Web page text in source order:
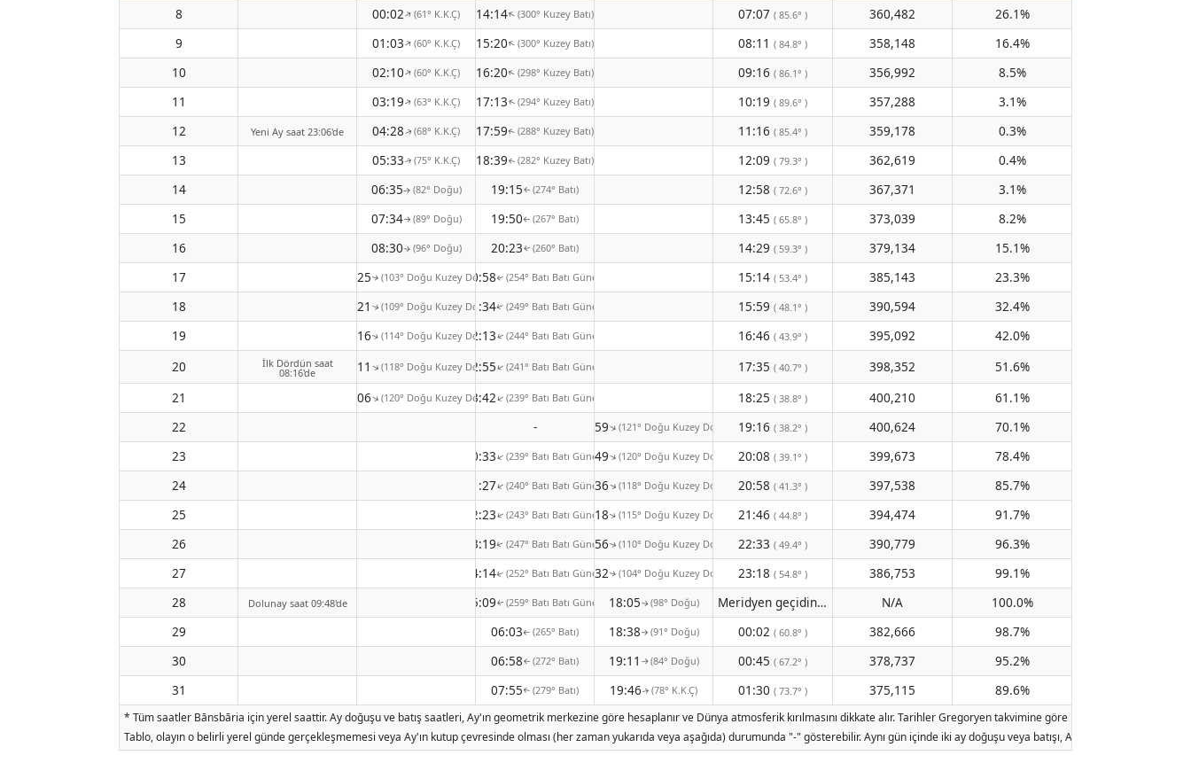
8
00:02↑(61° K.K.Ç) 14:14↑(300° Kuzey Batı) 07:07 ( 85.6° ) 360,482
26.1%
9
01:03↑(60° K.K.Ç) 15:20↑(300° Kuzey Batı) 08:11 ( 84.8° ) 358,148
16.4%
10
02:10↑(60° K.K.Ç) 16:20↑(298° Kuzey Batı) 09:16 ( 86.1° ) 356,992
8.5%
11
03:19↑(63° K.K.Ç) 17:13↑(294° Kuzey Batı) 10:19 ( 89.6° ) 357,288
3.1%
12
Yeni Ay saat 23:06'de 04:28↑(68° K.K.Ç) 17:59↑(288° Kuzey Batı) 11:16 ( 85.4° ) 359,178
0.3%
13
05:33↑(75° K.K.Ç) 18:39↑(282° Kuzey Batı) 12:09 ( 79.3° ) 362,619
0.4%
14
06:35↑(82° Doğu) 19:15↑(274° Batı) 12:58 ( 72.6° ) 367,371
3.1%
15
07:34↑ (89° Doğu) 19:50↑(267° Batı) 13:45 ( 65.8° ) 373,039
8.2%
16
08:30↑ (96° Doğu) 20:23↑(260° Batı) 14:29 ( 59.3° ) 379,134
15.1%
17
09:25↑(103° Doğu Kuzey Doğu)
20:58↑(254° Batı Batı Güney) 15:14 ( 53.4° ) 385,143
23.3%
18
10:21 ↑(109° Doğu Kuzey Doğu)
21:34↑(249° Batı Batı Güney) 15:59 ( 48.1° ) 390,594
32.4%
19
11:16↑(114° Doğu Kuzey Doğu)
22:13↑(244° Batı Batı Güney) 16:46 ( 43.9° ) 395,092
42.0%
20
İlk Dördün saat
08:16'de 12:11 ↑(118° Doğu Kuzey Doğu)
22:55↑(241° Batı Batı Güney) 17:35 ( 40.7° ) 398,352
51.6%
21
13:06↑(120° Doğu Kuzey Doğu)
23:42↑(239° Batı Batı Güney) 18:25 ( 38.8° ) 400,210
61.1%
22
- 13:59↑(121° Doğu Kuzey Doğu) 19:16 ( 38.2° ) 400,624
70.1%
23
00:33↑(239° Batı Batı Güney)
14:49↑(120° Doğu Kuzey Doğu) 20:08 ( 39.1° ) 399,673
78.4%
24
01:27↑(240° Batı Batı Güney)
15:36↑(118° Doğu Kuzey Doğu) 20:58 ( 41.3° ) 397,538
85.7%
25
02:23↑(243° Batı Batı Güney)
16:18↑(115° Doğu Kuzey Doğu) 21:46 ( 44.8° ) 394,474
91.7%
26
03:19↑(247° Batı Batı Güney)
16:56↑(110° Doğu Kuzey Doğu) 22:33 ( 49.4° ) 390,779
96.3%
27
04:14↑(252° Batı Batı Güney)
17:32↑(104° Doğu Kuzey Doğu) 23:18 ( 54.8° ) 386,753
99.1%
28
Dolunay saat 09:48'de 05:09↑(259° Batı Batı Güney) 18:05↑(98° Doğu) Meridyen geçidinden geçmiyor ( N/A )
N/A
100.0%
29
06:03↑(265° Batı) 18:38↑ (91° Doğu) 00:02 ( 60.8° ) 382,666
98.7%
30
06:58↑(272° Batı) 19:11 ↑(84° Doğu) 00:45 ( 67.2° ) 378,737
95.2%
31
07:55↑(279° Batı) 19:46↑(78° K.K.Ç) 01:30 ( 73.7° ) 375,115 89.6%
* Tüm saatler Bānsbāria için yerel saattir. Ay doğuşu ve batış saatleri, Ay'ın geometrik merkezine göre hesaplanır ve Dünya atmosferik kırılmasını dikkate alır. Tarihler Gregoryen takvimine göre belirlenmiştir.
Tablo, olayın o belirli yerel günde gerçekleşmemesi veya Ay'ın kutup çevresinde olması (her zaman yukarıda veya aşağıda) durumunda "-" gösterebilir. Aynı gün içinde iki ay doğuşu veya batışı, Ay'ın yörünge hareketi